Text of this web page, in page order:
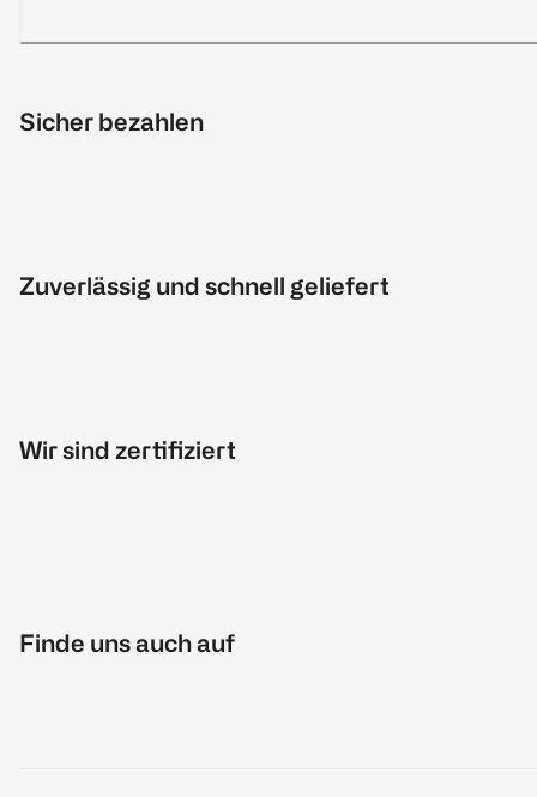
Sicher bezahlen
Zuverlässig und schnell geliefert
Wir sind zertifiziert
Finde uns auch auf